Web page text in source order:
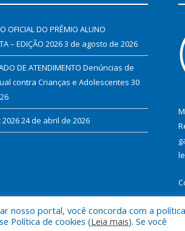
OFICIAL DO PRÊMIO ALUNO
– EDIÇÃO 20263 de agosto de 2026
DE ATENDIMENTO Denúncias de
contra Crianças e Adolescentes 30
202624 de abril de 2026
nosso portal, você concorda com a
Política de cookies (Leia mais). Se você